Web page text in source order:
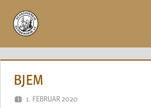
Inhalt
springen
BJEM
1. FEBRUAR 2020